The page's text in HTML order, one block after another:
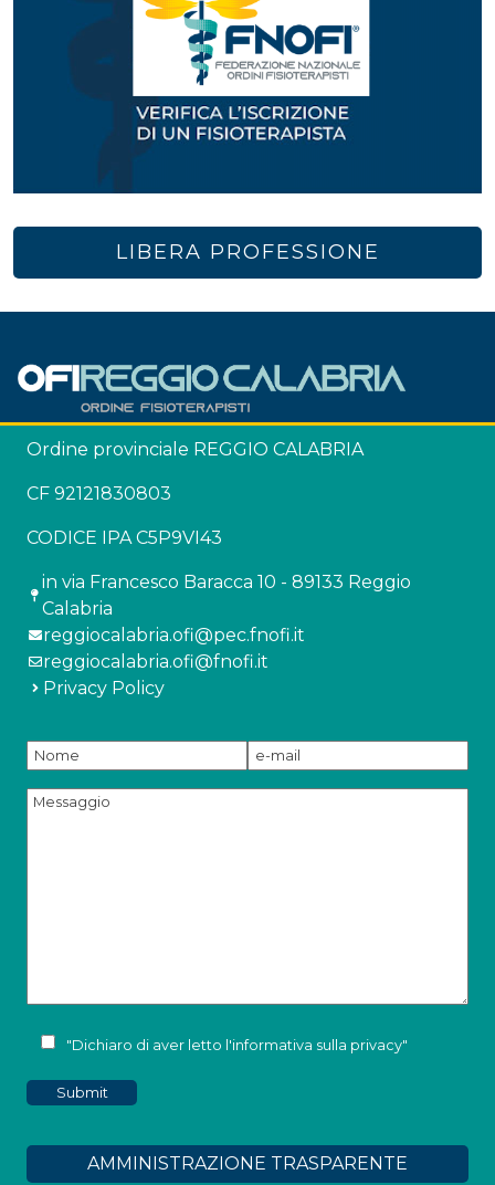
LIBERA PROFESSIONE
Ordine provinciale REGGIO CALABRIA
CF 92121830803
CODICE IPA C5P9VI43
in via Francesco Baracca 10 - 89133 Reggio
Calabria
reggiocalabria.ofi@pec.fnofi.it
reggiocalabria.ofi@fnofi.it
Privacy Policy
"Dichiaro di aver letto l'informativa sulla privacy"
AMMINISTRAZIONE TRASPARENTE